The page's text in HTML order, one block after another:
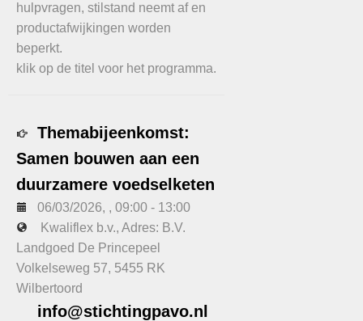
hulpvragen, stilstand neemt af en
productafwijkingen worden
beperkt.
klik op de titel voor het programma.
Themabijeenkomst:
Samen bouwen aan een
duurzamere voedselketen
06/03/2026, , 09:00 - 13:00
Kwaliflex b.v., Adres: B.V.
Landgoed De Princepeel
Volkelseweg 57, 5455 RK
Wilbertoord
info@stichtingpavo.nl